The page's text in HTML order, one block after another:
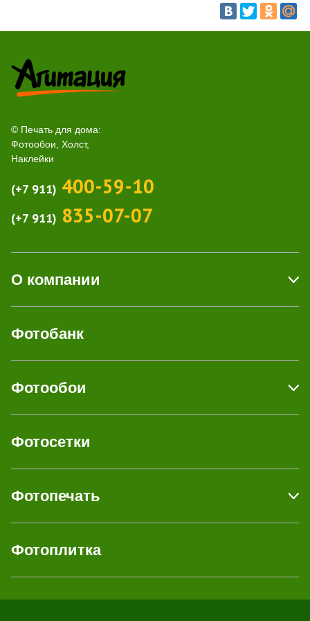
© Печать для дома:
Фотообои, Холст,
Наклейки
(+7 911) 400-59-10
(+7 911) 835-07-07
О компании
Фотобанк
Фотообои
Фотосетки
Фотопечать
Фотоплитка